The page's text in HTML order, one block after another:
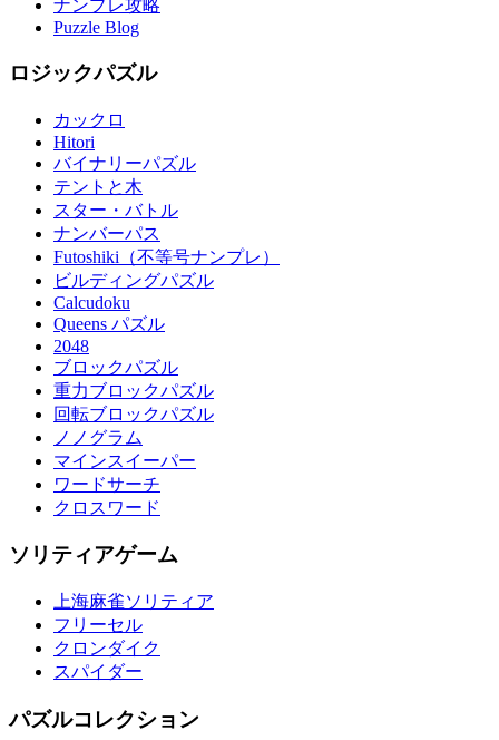
ナンプレ攻略
Puzzle Blog
ロジックパズル
カックロ
Hitori
バイナリーパズル
テントと木
スター・バトル
ナンバーパス
Futoshiki（不等号ナンプレ）
ビルディングパズル
Calcudoku
Queens パズル
2048
ブロックパズル
重力ブロックパズル
回転ブロックパズル
ノノグラム
マインスイーパー
ワードサーチ
クロスワード
ソリティアゲーム
上海麻雀ソリティア
フリーセル
クロンダイク
スパイダー
パズルコレクション